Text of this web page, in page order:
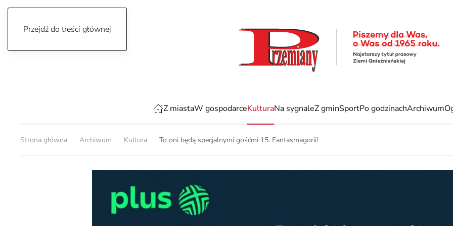
Przejdź do treści głównej
Z miastaW gospodarceKulturaNa sygnaleZ gminSportPo godzinachArchiwum
Strona główna Archiwum Kultura To oni będą specjalnymi gośćmi 15. Fantasmagorii!